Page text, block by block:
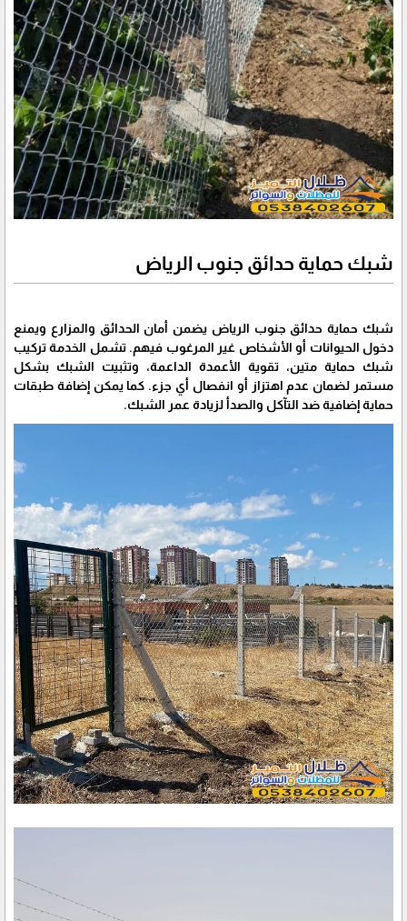
شبك حماية حدائق جنوب الرياض
شبك حماية حدائق جنوب الرياض يضمن أمان الحدائق والمزارع ويمنع
دخول الحيوانات أو الأشخاص غير المرغوب فيهم. تشمل الخدمة تركيب
شبك حماية متين، تقوية الأعمدة الداعمة، وتثبيت الشبك بشكل
مستمر لضمان عدم اهتزاز أو انفصال أي جزء. كما يمكن إضافة طبقات
حماية إضافية ضد التآكل والصدأ لزيادة عمر الشبك.